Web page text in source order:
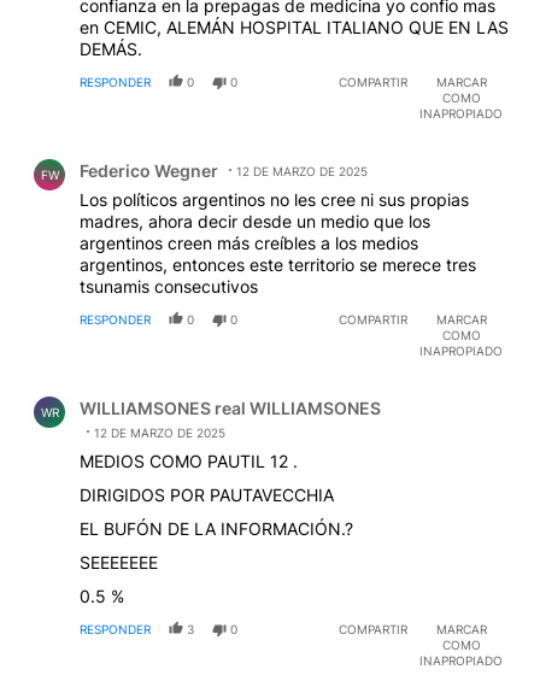
confianza en la prepagas de medicina yo confio mas
en CEMIC, ALEMÁN HOSPITAL ITALIANO QUE EN LAS
DEMÁS.
RESPONDER 0 0 COMPARTIR
MARCAR
COMO
INAPROPIADO
FW Federico Wegner 12 DE MARZO DE 2025
Los políticos argentinos no les cree ni sus propias
madres, ahora decir desde un medio que los
argentinos creen más creíbles a los medios
argentinos, entonces este territorio se merece tres
tsunamis consecutivos
RESPONDER 0 0 COMPARTIR
MARCAR
COMO
INAPROPIADO
WR WILLIAMSONES real WILLIAMSONES
12 DE MARZO DE 2025
MEDIOS COMO PAUTIL 12 .
DIRIGIDOS POR PAUTAVECCHIA
EL BUFÓN DE LA INFORMACIÓN.?
SEEEEEEE
0.5 %
RESPONDER 3 0 COMPARTIR
MARCAR
COMO
INAPROPIADO